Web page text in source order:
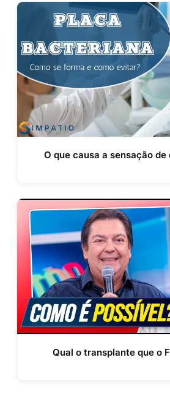
O que causa a sensação de
Qual o transplante que o